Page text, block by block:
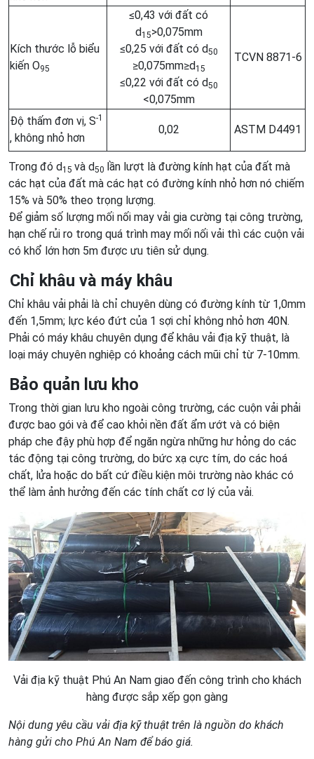
Kích thước lỗ biểu
kiến O95
≤0,43 với đất có
d15>0,075mm
≤0,25 với đất có d50
≥0,075mm≥d15
≤0,22 với đất có d50
<0,075mm
TCVN 8871-6
Độ thấm đơn vị, S-1
, không nhỏ hơn
0,02 ASTM D4491
Trong đó d15 và d50 lần lượt là đường kính hạt của đất mà
các hạt của đất mà các hạt có đường kính nhỏ hơn nó chiếm
15% và 50% theo trọng lượng.
Để giảm số lượng mối nối may vải gia cường tại công trường,
hạn chế rủi ro trong quá trình may mối nối vải thì các cuộn vải
có khổ lớn hơn 5m được ưu tiên sử dụng.
Chỉ khâu và máy khâu
Chỉ khâu vải phải là chỉ chuyên dùng có đường kính từ 1,0mm
đến 1,5mm; lực kéo đứt của 1 sợi chỉ không nhỏ hơn 40N.
Phải có máy khâu chuyên dụng để khâu vải địa kỹ thuật, là
loại máy chuyên nghiệp có khoảng cách mũi chỉ từ 7-10mm.
Bảo quản lưu kho
Trong thời gian lưu kho ngoài công trường, các cuộn vải phải
được bao gói và để cao khỏi nền đất ẩm ướt và có biện
pháp che đậy phù hợp để ngăn ngừa những hư hỏng do các
tác động tại công trường, do bức xạ cực tím, do các hoá
chất, lửa hoặc do bất cứ điều kiện môi trường nào khác có
thể làm ảnh hưởng đến các tính chất cơ lý của vải.
Vải địa kỹ thuật Phú An Nam giao đến công trình cho khách
hàng được sắp xếp gọn gàng
Nội dung yêu cầu vải địa kỹ thuật trên là nguồn do khách
hàng gửi cho Phú An Nam để báo giá.